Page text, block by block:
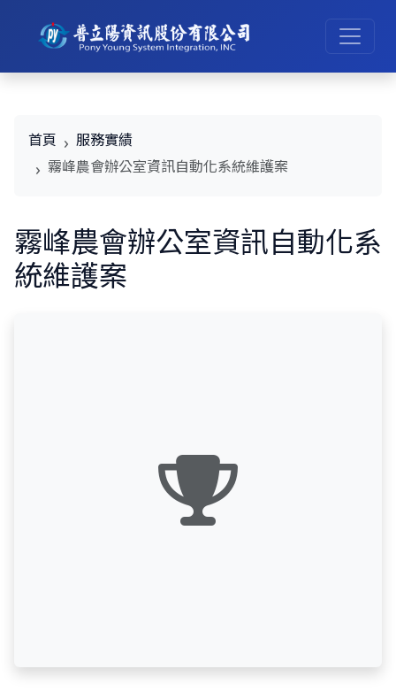
首頁
服務實績
霧峰農會辦公室資訊自動化系統維護案
霧峰農會辦公室資訊自動化系
統維護案